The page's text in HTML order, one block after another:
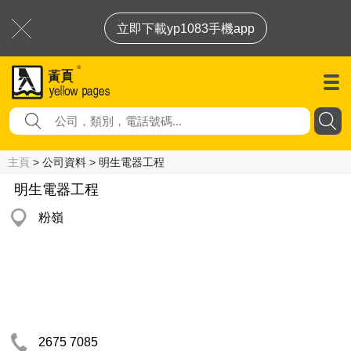
立即下載yp1083手機app
主頁 > 公司資料 > 明生電器工程
明生電器工程
粉嶺
2675 7085